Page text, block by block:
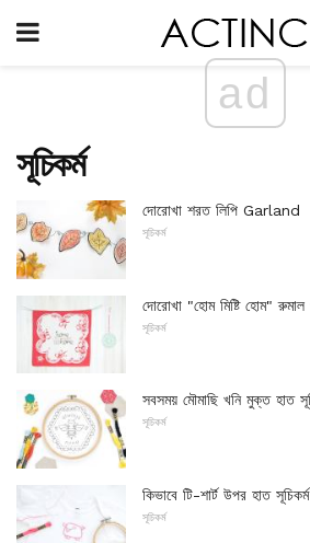
ad
সূচিকর্ম
দোরোখা শরত লিপি Garland
সূচিকর্ম
দোরোখা "হোম মিষ্টি হোম" রুমাল
সূচিকর্ম
সবসময় মৌমাছি খনি মুক্ত হাত
সূচিকর্ম
কিভাবে টি-শার্ট উপর হাত সূচিকর্ম
সূচিকর্ম